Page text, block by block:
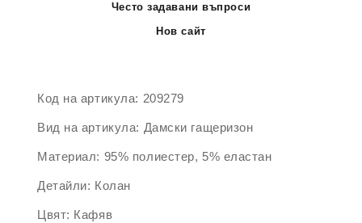
Често задавани въпроси
Нов сайт
Код на артикула: 209279
Вид на артикула: Дамски гащеризон
Материал: 95% полиестер, 5% еластан
Детайли: Колан
Цвят: Кафяв